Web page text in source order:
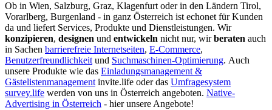
Ob in Wien, Salzburg, Graz, Klagenfurt oder in den Ländern Tirol,
Vorarlberg, Burgenland - in ganz Österreich ist echonet für Kunden
da und liefert Services, Produkte und Dienstleistungen. Wir
konzipieren, designen und entwickeln nicht nur, wirberaten auch
in Sachen barrierefreie Internetseiten, E-Commerce,
Benutzerfreundlichkeit und Suchmaschinen-Optimierung. Auch
unsere Produkte wie das Einladungsmanagement &
Gästelistenmanagement invite.life oder das Umfragesystem
survey.life werden von uns in Österreich angeboten. Native-
Advertising in Österreich - hier unsere Angebote!